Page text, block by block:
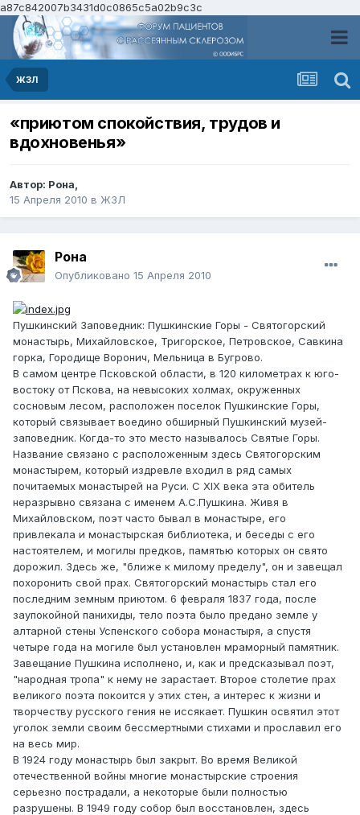
a87c842007b3431d0c0865c5a02b9c3c
ЖЗЛ
«приютом спокойствия, трудов и
вдохновенья»
Автор: Рона,
15 Апреля 2010 в ЖЗЛ
Рона
Опубликовано 15 Апреля 2010
Пушкинский Заповедник: Пушкинские Горы - Святогорский
монастырь, Михайловское, Тригорское, Петровское, Савкина
горка, Городище Воронич, Мельница в Бугрово.
В самом центре Псковской области, в 120 километрах к юго-
востоку от Пскова, на невысоких холмах, окруженных
сосновым лесом, расположен поселок Пушкинские Горы,
который связывает воедино обширный Пушкинский музей-
заповедник. Когда-то это место называлось Святые Горы.
Название связано с расположенным здесь Святогорским
монастырем, который издревле входил в ряд самых
почитаемых монастырей на Руси. С ХIХ века эта обитель
неразрывно связана с именем А.С.Пушкина. Живя в
Михайловском, поэт часто бывал в монастыре, его
привлекала и монастырская библиотека, и беседы с его
настоятелем, и могилы предков, памятью которых он свято
дорожил. Здесь же, "ближе к милому пределу", он и завещал
похоронить свой прах. Святогорский монастырь стал его
последним земным приютом. 6 февраля 1837 года, после
заупокойной панихиды, тело поэта было предано земле у
алтарной стены Успенского собора монастыря, а спустя
четыре года на могиле был установлен мраморный памятник.
Завещание Пушкина исполнено, и, как и предсказывал поэт,
"народная тропа" к нему не зарастает. Второе столетие прах
великого поэта покоится у этих стен, а интерес к жизни и
творчеству русского гения не иссякает. Пушкин освятил этот
уголок земли своим бессмертными стихами и прославил его
на весь мир.
В 1924 году монастырь был закрыт. Во время Великой
отечественной войны многие монастырские строения
серьезно пострадали, а некоторые были полностью
разрушены. В 1949 году собор был восстановлен, здесь